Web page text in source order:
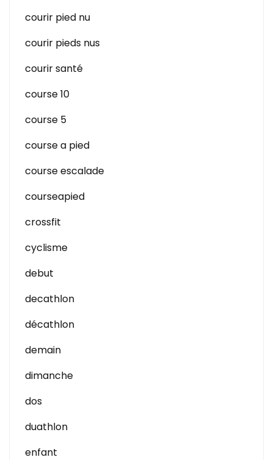
courir pied nu
courir pieds nus
courir santé
course 10
course 5
course a pied
course escalade
courseapied
crossfit
cyclisme
debut
decathlon
décathlon
demain
dimanche
dos
duathlon
enfant